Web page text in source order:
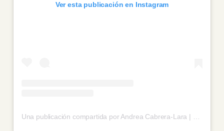
Ver esta publicación en Instagram
Una publicación compartida por Andrea Cabrera-Lara | Psicología y Parentalidad (@andrea.lara)